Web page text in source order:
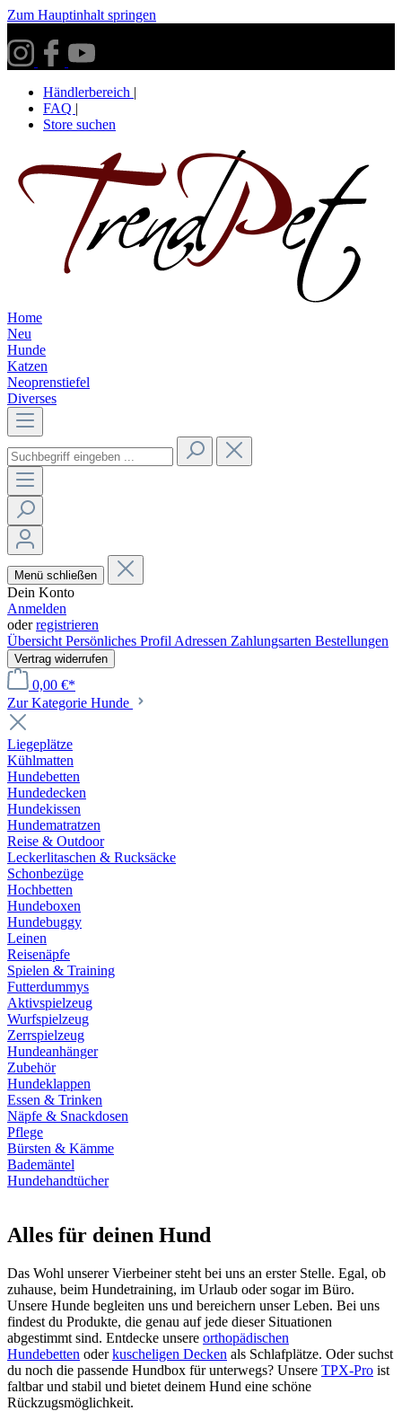
Zum Hauptinhalt springen
Händlerbereich |
FAQ |
Store suchen
Home
Neu
Hunde
Katzen
Neoprenstiefel
Diverses
Menü schließen
Dein Konto
Anmelden
oderregistrieren
Übersicht Persönliches Profil Adressen Zahlungsarten Bestellungen
Vertrag widerrufen
0,00 €*
Zur Kategorie Hunde
Liegeplätze
Kühlmatten
Hundebetten
Hundedecken
Hundekissen
Hundematratzen
Reise & Outdoor
Leckerlitaschen & Rucksäcke
Schonbezüge
Hochbetten
Hundeboxen
Hundebuggy
Leinen
Reisenäpfe
Spielen & Training
Futterdummys
Aktivspielzeug
Wurfspielzeug
Zerrspielzeug
Hundeanhänger
Zubehör
Hundeklappen
Essen & Trinken
Näpfe & Snackdosen
Pflege
Bürsten & Kämme
Bademäntel
Hundehandtücher
Alles für deinen Hund
Das Wohl unserer Vierbeiner steht bei uns an erster Stelle. Egal, ob
zuhause, beim Hundetraining, im Urlaub oder sogar im Büro.
Unsere Hunde begleiten uns und bereichern unser Leben. Bei uns
findest du Produkte, die genau auf jede dieser Situationen
abgestimmt sind. Entdecke unsere orthopädischen
Hundebetten oderkuscheligen Decken als Schlafplätze. Oder suchst
du noch die passende Hundbox für unterwegs? Unsere TPX-Pro ist
faltbar und stabil und bietet deinem Hund eine schöne
Rückzugsmöglichkeit.